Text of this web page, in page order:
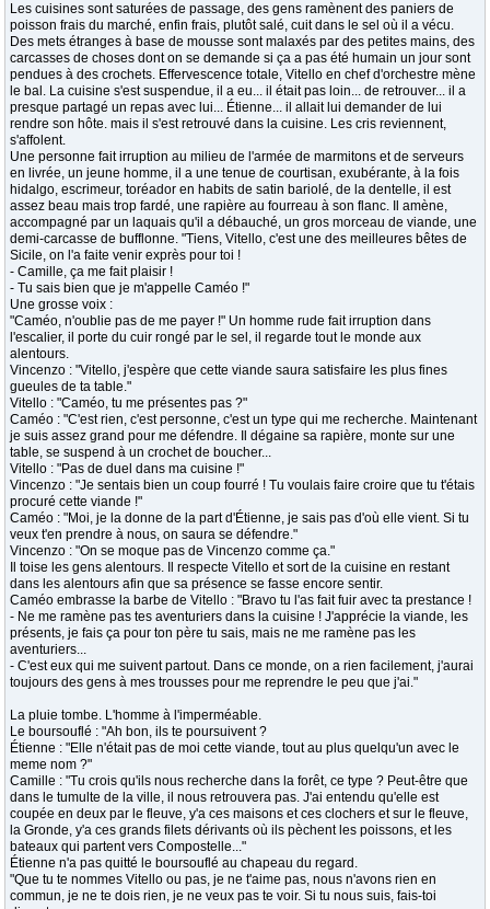
Les cuisines sont saturées de passage, des gens ramènent des paniers de
poisson frais du marché, enfin frais, plutôt salé, cuit dans le sel où il a vécu.
Des mets étranges à base de mousse sont malaxés par des petites mains, des
carcasses de choses dont on se demande si ça a pas été humain un jour sont
pendues à des crochets. Effervescence totale, Vitello en chef d'orchestre mène
le bal. La cuisine s'est suspendue, il a eu... il était pas loin... de retrouver... il a
presque partagé un repas avec lui... Étienne... il allait lui demander de lui
rendre son hôte. mais il s'est retrouvé dans la cuisine. Les cris reviennent,
s'affolent.
Une personne fait irruption au milieu de l'armée de marmitons et de serveurs
en livrée, un jeune homme, il a une tenue de courtisan, exubérante, à la fois
hidalgo, escrimeur, toréador en habits de satin bariolé, de la dentelle, il est
assez beau mais trop fardé, une rapière au fourreau à son flanc. Il amène,
accompagné par un laquais qu'il a débauché, un gros morceau de viande, une
demi-carcasse de bufflonne. "Tiens, Vitello, c'est une des meilleures bêtes de
Sicile, on l'a faite venir exprès pour toi !
- Camille, ça me fait plaisir !
- Tu sais bien que je m'appelle Caméo !"
Une grosse voix :
"Caméo, n'oublie pas de me payer !" Un homme rude fait irruption dans
l'escalier, il porte du cuir rongé par le sel, il regarde tout le monde aux
alentours.
Vincenzo : "Vitello, j'espère que cette viande saura satisfaire les plus fines
gueules de ta table."
Vitello : "Caméo, tu me présentes pas ?"
Caméo : "C'est rien, c'est personne, c'est un type qui me recherche. Maintenant
je suis assez grand pour me défendre. Il dégaine sa rapière, monte sur une
table, se suspend à un crochet de boucher...
Vitello : "Pas de duel dans ma cuisine !"
Vincenzo : "Je sentais bien un coup fourré ! Tu voulais faire croire que tu t'étais
procuré cette viande !"
Caméo : "Moi, je la donne de la part d'Étienne, je sais pas d'où elle vient. Si tu
veux t'en prendre à nous, on saura se défendre."
Vincenzo : "On se moque pas de Vincenzo comme ça."
Il toise les gens alentours. Il respecte Vitello et sort de la cuisine en restant
dans les alentours afin que sa présence se fasse encore sentir.
Caméo embrasse la barbe de Vitello : "Bravo tu l'as fait fuir avec ta prestance !
- Ne me ramène pas tes aventuriers dans la cuisine ! J'apprécie la viande, les
présents, je fais ça pour ton père tu sais, mais ne me ramène pas les
aventuriers...
- C'est eux qui me suivent partout. Dans ce monde, on a rien facilement, j'aurai
toujours des gens à mes trousses pour me reprendre le peu que j'ai."
La pluie tombe. L'homme à l'imperméable.
Le boursouflé : "Ah bon, ils te poursuivent ?
Étienne : "Elle n'était pas de moi cette viande, tout au plus quelqu'un avec le
meme nom ?"
Camille : "Tu crois qu'ils nous recherche dans la forêt, ce type ? Peut-être que
dans le tumulte de la ville, il nous retrouvera pas. J'ai entendu qu'elle est
coupée en deux par le fleuve, y'a ces maisons et ces clochers et sur le fleuve,
la Gronde, y'a ces grands filets dérivants où ils pèchent les poissons, et les
bateaux qui partent vers Compostelle..."
Étienne n'a pas quitté le boursouflé au chapeau du regard.
"Que tu te nommes Vitello ou pas, je ne t'aime pas, nous n'avons rien en
commun, je ne te dois rien, je ne veux pas te voir. Si tu nous suis, fais-toi